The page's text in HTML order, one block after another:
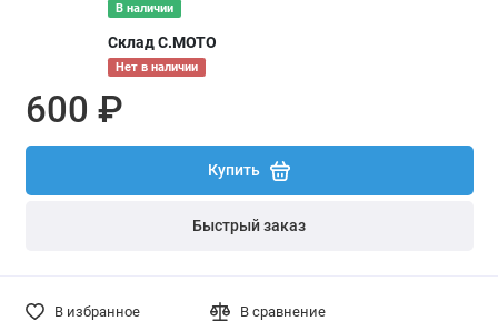
В наличии
Склад С.МОТО
Нет в наличии
600 ₽
Купить
Быстрый заказ
В избранное В сравнение